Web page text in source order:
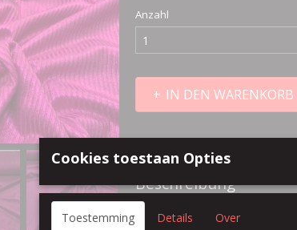
Anzahl
IN DEN WARENKORB
Beschreibung
93% polyester 7% elasthan t-
Cookies toestaan Opties
Toestemming Details Over